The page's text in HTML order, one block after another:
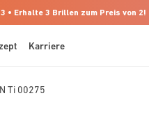
• Erhalte 3 Brillen zum Preis von 2! |
Karriere
Ti 00275